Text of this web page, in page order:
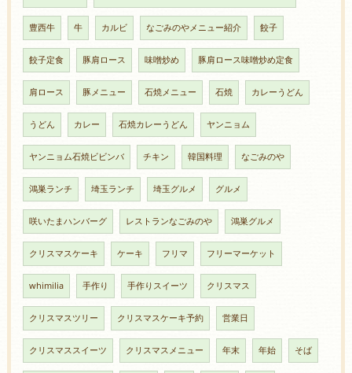
豊西牛 牛 カルビ なごみのやメニュー紹介 餃子
餃子定食 豚肩ロース 味噌炒め 豚肩ロース味噌炒め定食
肩ロース 豚メニュー 石焼メニュー 石焼 カレーうどん
うどん カレー 石焼カレーうどん ヤンニョム
ヤンニョム石焼ビビンバ チキン 韓国料理 なごみのや
鴻巣ランチ 埼玉ランチ 埼玉グルメ グルメ
咲いたまハンバーグ レストランなごみのや 鴻巣グルメ
クリスマスケーキ ケーキ フリマ フリーマーケット
whimilia 手作り 手作りスイーツ クリスマス
クリスマスツリー クリスマスケーキ予約 営業日
クリスマススイーツ クリスマスメニュー 年末 年始 そば